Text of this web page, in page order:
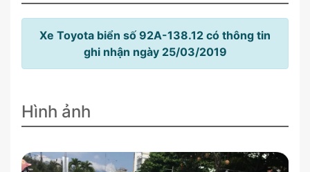
Xe Toyota biển số 92A-138.12 có thông tin
ghi nhận ngày 25/03/2019
Hình ảnh